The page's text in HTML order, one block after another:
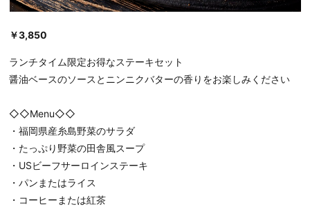
￥3,850
ランチタイム限定お得なステーキセット
醤油ベースのソースとニンニクバターの香りをお楽しみください
◇◇Menu◇◇
・福岡県産糸島野菜のサラダ
・たっぷり野菜の田舎風スープ
・USビーフサーロインステーキ
・パンまたはライス
・コーヒーまたは紅茶